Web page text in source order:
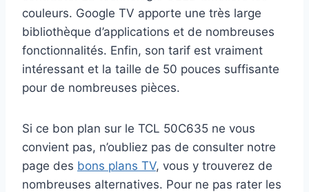
couleurs. Google TV apporte une très large
bibliothèque d’applications et de nombreuses
fonctionnalités. Enfin, son tarif est vraiment
intéressant et la taille de 50 pouces suffisante
pour de nombreuses pièces.
Si ce bon plan sur le TCL 50C635 ne vous
convient pas, n’oubliez pas de consulter notre
page des bons plans TV, vous y trouverez de
nombreuses alternatives. Pour ne pas rater les